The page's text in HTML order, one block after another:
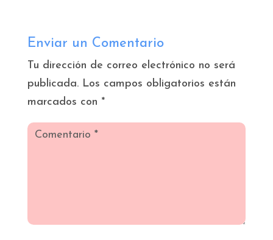
Enviar un Comentario
Tu dirección de correo electrónico no será
publicada. Los campos obligatorios están
marcados con *